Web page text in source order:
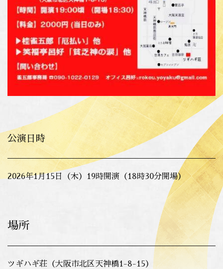
公演日時
2026年1月15日（木）19時開演（18時30分開場）
場所
ツギハギ荘（大阪市北区天神橋1-8-15）